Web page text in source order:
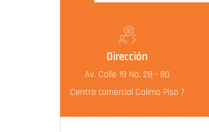
Dirección
Av. Calle 19 No. 28 - 80
Centro comercial Calima Piso 7